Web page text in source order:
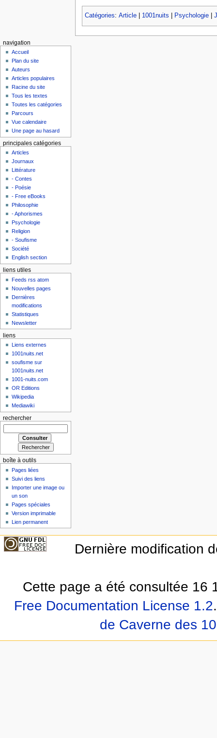
Catégories: Article| 1001nuits Psychologie|
navigation
Accueil
Plan du site
Auteurs
Articles populaires
Racine du site
Tous les textes
Toutes les catégories
Parcours
Vue calendaire
Une page au hasard
principales catégories
Articles
Journaux
Littérature
- Contes
- Poésie
- Free eBooks
Philosophie
- Aphorismes
Psychologie
Religion
- Soufisme
Société
English section
liens utiles
Feeds rss atom
Nouvelles pages
Dernières
modifications
Statistiques
Newsletter
liens
Liens externes
1001nuits.net
soufisme sur
1001nuits.net
1001-nuits.com
OR Editions
Wikipedia
Mediawiki
rechercher
boîte à outils
Pages liées
Suivi des liens
Importer une image ou
un son
Pages spéciales
Version imprimable
Lien permanent
Dernière modification
Cette page a été consultée 16
Free Documentation License 1.2.
de Caverne des